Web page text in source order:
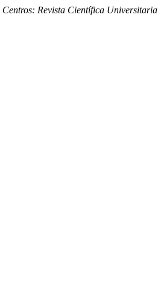
Centros: Revista Científica Universitaria